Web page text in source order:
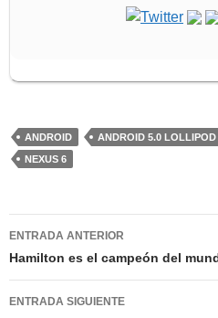
ANDROID ANDROID 5.0 LOLLIPOD
NEXUS 6
Navegación
de
entradas
ENTRADA ANTERIOR
Hamilton es el campeón del
ENTRADA SIGUIENTE